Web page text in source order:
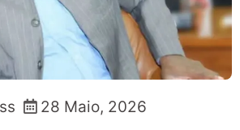
28 Maio, 2026